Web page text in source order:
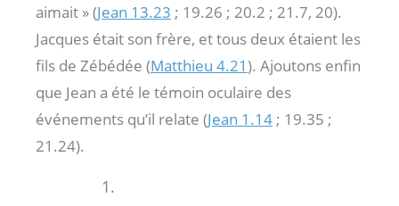
aimait » (Jean 13.23 ; 19.26 ; 20.2 ; 21.7, 20).
Jacques était son frère, et tous deux étaient les
fils de Zébédée (Matthieu 4.21). Ajoutons enfin
que Jean a été le témoin oculaire des
événements qu’il relate (Jean 1.14 ; 19.35 ;
21.24).